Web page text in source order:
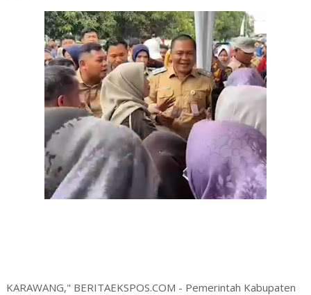
KARAWANG," BERITAEKSPOS.COM - Pemerintah Kabupaten